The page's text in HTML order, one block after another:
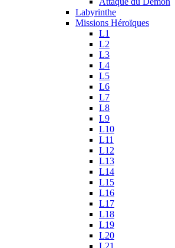
Labyrinthe
Missions Héroïques
L1
L2
L3
L4
L5
L6
L7
L8
L9
L10
L11
L12
L13
L14
L15
L16
L17
L18
L19
L20